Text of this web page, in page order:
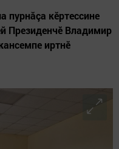
пурнӑçа кӗртессине
Президенчӗ Владимир
иртнӗ